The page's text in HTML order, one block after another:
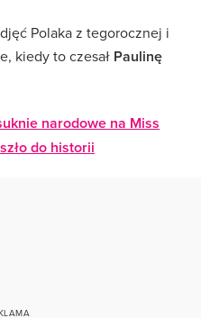
Polaka z tegorocznej i
kiedy to czesał Paulinę
narodowe na Miss
do historii